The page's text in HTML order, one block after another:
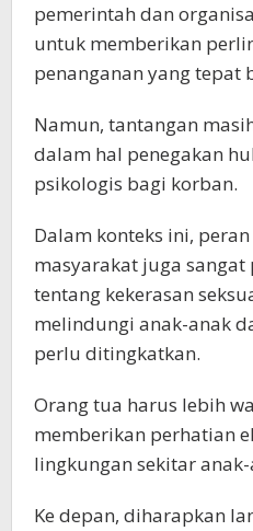
pemerintah dan
untuk memberikan
penanganan yang tepat
Namun, tantangan
dalam hal penegakan
psikologis bagi korban.
Dalam konteks ini,
masyarakat juga sangat
tentang kekerasan
melindungi anak-anak
perlu ditingkatkan.
Orang tua harus lebih
memberikan perhatian
lingkungan sekitar
Ke depan, diharapkan